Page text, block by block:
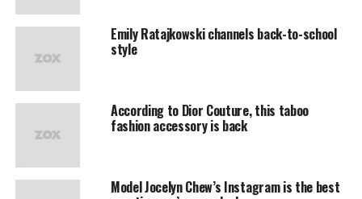
Emily Ratajkowski channels back-to-school
style
According to Dior Couture, this taboo
fashion accessory is back
Model Jocelyn Chew’s Instagram is the best